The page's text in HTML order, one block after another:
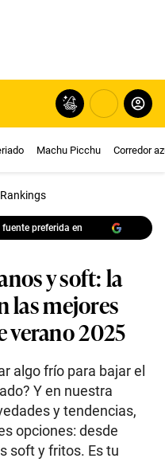
Machu Picchu Corredor
preferida en
y soft: la
las mejores
verano 2025
algo frío para bajar el
Y en nuestra
y tendencias,
opciones: desde
soft y fritos. Es tu